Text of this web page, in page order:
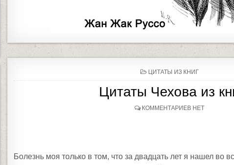
P
O
S
D
ЦИТАТЫ ИЗ КНИГ
Цитаты Чехова из
КОММЕНТАРИЕВ НЕТ
Болезнь моя только в том, что за двадцать лет я нашел во